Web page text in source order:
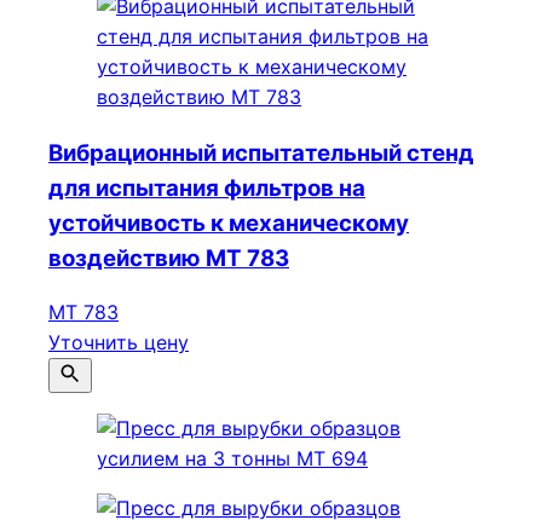
Вибрационный испытательный стенд
для испытания фильтров на
устойчивость к механическому
воздействию МТ 783
МТ 783
Уточнить цену